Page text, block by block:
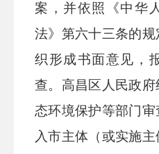
案，并依照《中华
法》第六十三条的
织形成书面意见，
查。 高昌区 人民政府
态环境保护等部门审
入市主体（或实施